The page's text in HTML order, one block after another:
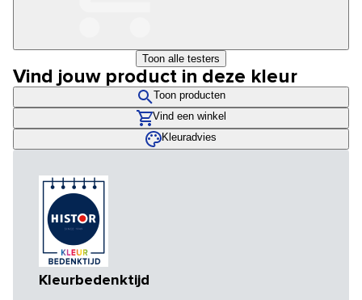
Toon alle testers
Vind jouw product in deze kleur
Toon producten
Vind een winkel
Kleuradvies
Kleurbedenktijd